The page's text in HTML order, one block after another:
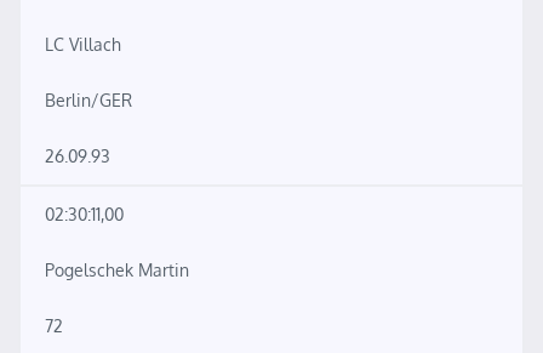
LC Villach
Berlin/GER
26.09.93
02:30:11,00
Pogelschek Martin
72